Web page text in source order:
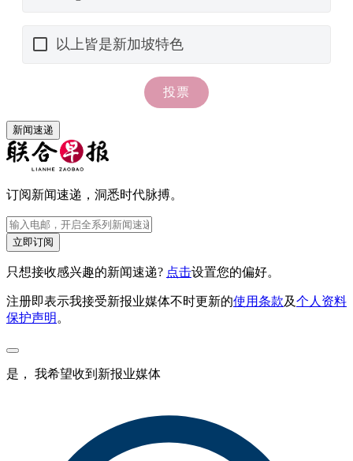
新闻速递
订阅新闻速递，洞悉时代脉搏。
立即订阅
只想接收感兴趣的新闻速递? 点击设置您的偏好。
注册即表示我接受新报业媒体不时更新的使用条款及个人资料
保护声明 。
是， 我希望收到新报业媒体